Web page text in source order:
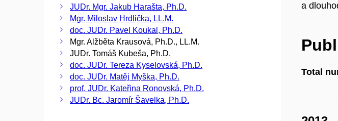
JUDr. Mgr. Jakub Harašta, Ph.D.
Mgr. Miloslav Hrdlička, LL.M.
doc. JUDr. Pavel Koukal, Ph.D.
Mgr. Alžběta Krausová, Ph.D., LL.M.
JUDr. Tomáš Kubeša, Ph.D.
doc. JUDr. Tereza Kyselovská, Ph.D.
doc. JUDr. Matěj Myška, Ph.D.
prof. JUDr. Kateřina Ronovská, Ph.D.
JUDr. Bc. Jaromír Šavelka, Ph.D.
a
Total